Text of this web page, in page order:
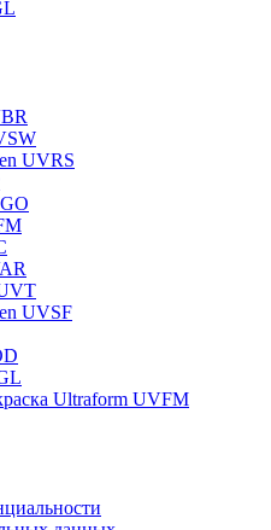
UVRS
UVSF
Ultraform UVFM